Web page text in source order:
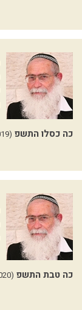
כה כסלו התשפ (23.12.2019)
כה טבת התשפ (22.01.2020)